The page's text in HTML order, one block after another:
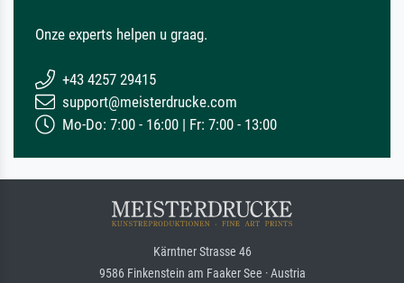
Onze experts helpen u graag.
+43 4257 29415
support@meisterdrucke.com
Mo-Do: 7:00 - 16:00 | Fr: 7:00 - 13:00
Kärntner Strasse 46
9586 Finkenstein am Faaker See · Austria